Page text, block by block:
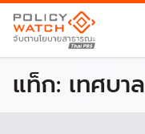
แท็ก: เทศบาล